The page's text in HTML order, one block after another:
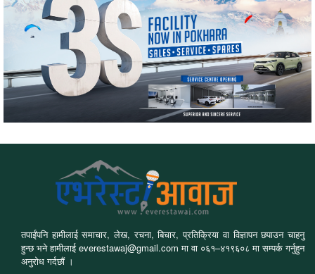
तपाईंपनि हामीलाई समाचार, लेख, रचना, बिचार, प्रतिक्रिया वा विज्ञापन छपाउन चाहनु
हुन्छ भने हामीलाई everestawaj@gmail.com मा वा ०६१–४१९६०८ मा सम्पर्क गर्नुहुन
अनुरोध गर्दछौं ।